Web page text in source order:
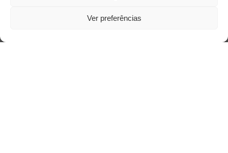
Ver preferências